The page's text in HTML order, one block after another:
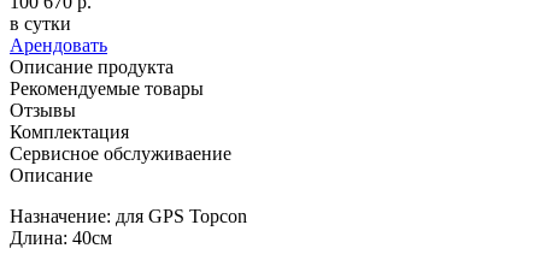
в сутки
Арендовать
Описание продукта
Рекомендуемые товары
Отзывы
Комплектация
Сервисное обслуживаение
Описание
Назначение: для GPS Topcon
Длина: 40см